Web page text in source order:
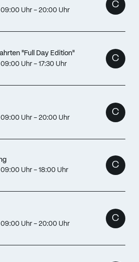
09:00 Uhr - 20:00 Uhr
C
"Full Day Edition"
09:00 Uhr - 17:30 Uhr
C
09:00 Uhr - 20:00 Uhr
C
09:00 Uhr - 18:00 Uhr
C
09:00 Uhr - 20:00 Uhr
C